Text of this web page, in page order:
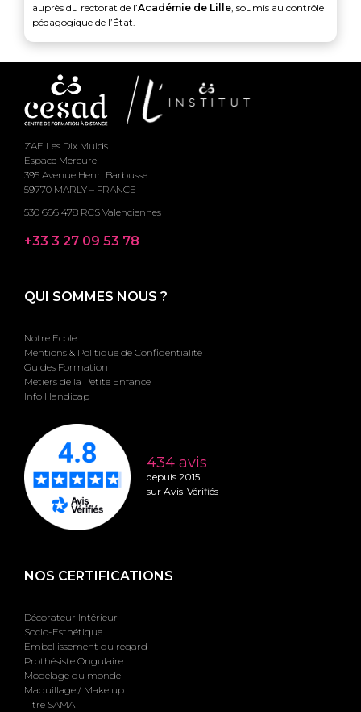
auprès du rectorat de l’Académie de Lille , soumis au contrôle
pédagogique de l’État.
ZAE Les Dix Muids
Espace Mercure
395 Avenue Henri Barbusse
59770 MARLY – FRANCE
530 666 478 RCS Valenciennes
+33 3 27 09 53 78
QUI SOMMES NOUS ?
Notre Ecole
Mentions & Politique de Confidentialité
Guides Formation
Métiers de la Petite Enfance
Info Handicap
434 avis
depuis 2015
sur Avis-Vérifiés
NOS CERTIFICATIONS
Décorateur Intérieur
Socio-Esthétique
Embellissement du regard
Prothésiste Ongulaire
Modelage du monde
Maquillage / Make up
Titre SAMA